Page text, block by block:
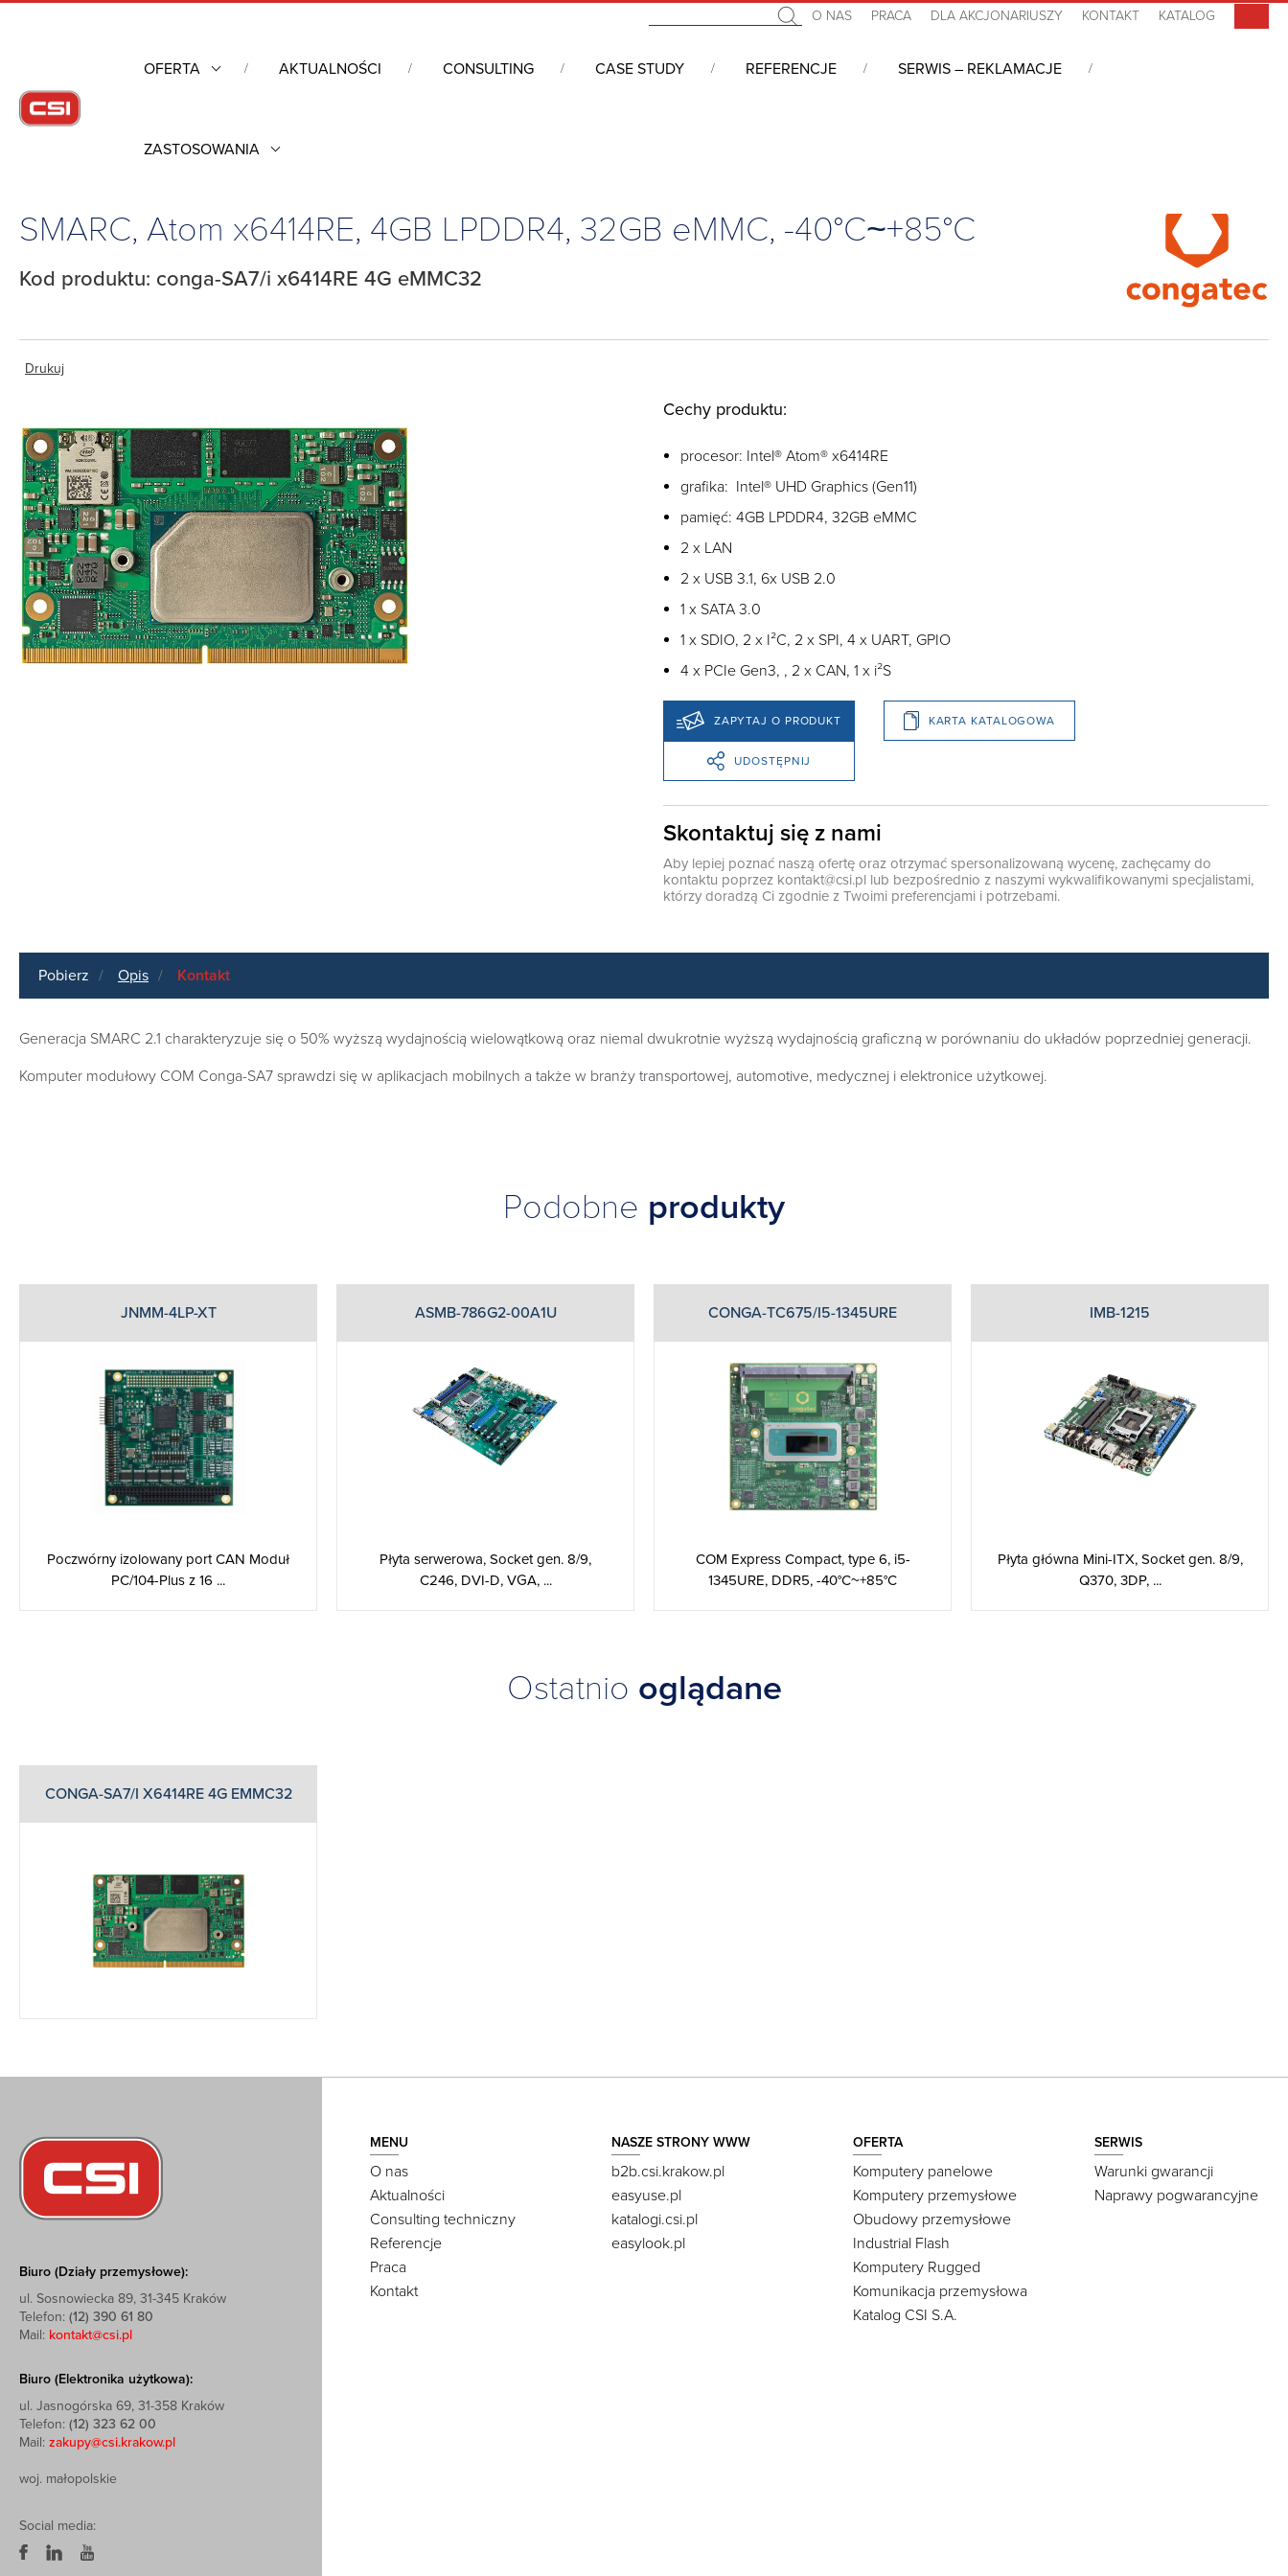
O NAS PRACA DLA AKCJONARIUSZY KONTAKT KATALOG
OFERTA AKTUALNOŚCI CONSULTING CASE STUDY REFERENCJE SERWIS – REKLAMACJE
ZASTOSOWANIA
Komputery przemysłowe
SMARC, Atom x6414RE, 4GB LPDDR4, 32GB eMMC, -40°C~+85°C
Kod produktu: conga-SA7/i x6414RE 4G eMMC32
Drukuj
Cechy produktu:
procesor: Intel® Atom® x6414RE
grafika: Intel® UHD Graphics (Gen11)
pamięć: 4GB LPDDR4, 32GB eMMC
2 x LAN
2 x USB 3.1, 6x USB 2.0
1 x SATA 3.0
1 x SDIO, 2 x I²C, 2 x SPI, 4 x UART, GPIO
4 x PCIe Gen3, , 2 x CAN, 1 x i²S
ZAPYTAJ O PRODUKT KARTA KATALOGOWA
UDOSTĘPNIJ
Skontaktuj się z nami
Aby lepiej poznać naszą ofertę oraz otrzymać spersonalizowaną wycenę, zachęcamy do
kontaktu poprzez kontakt@csi.pl lub bezpośrednio z naszymi wykwalifikowanymi specjalistami,
którzy doradzą Ci zgodnie z Twoimi preferencjami i potrzebami.
Pobierz Opis Kontakt
Generacja SMARC 2.1 charakteryzuje się o 50% wyższą wydajnością wielowątkową oraz niemal dwukrotnie wyższą wydajnością graficzną w porównaniu do układów poprzedniej generacji.
Komputer modułowy COM Conga-SA7 sprawdzi się w aplikacjach mobilnych a także w branży transportowej, automotive, medycznej i elektronice użytkowej.
Podobne produkty
JNMM-4LP-XT
Poczwórny izolowany port CAN Moduł
PC/104-Plus z 16 ...
ASMB-786G2-00A1U
Płyta serwerowa, Socket gen. 8/9,
C246, DVI-D, VGA, ...
CONGA-TC675/I5-1345URE
COM Express Compact, type 6, i5-
1345URE, DDR5, -40°C~+85°C
IMB-1215
Płyta główna Mini-ITX, Socket gen. 8/9,
Q370, 3DP, ...
Ostatnio oglądane
CONGA-SA7/I X6414RE 4G EMMC32
Biuro (Działy przemysłowe):
ul. Sosnowiecka 89, 31-345 Kraków
Telefon: (12) 390 61 80
Mail: kontakt@csi.pl
Biuro (Elektronika użytkowa):
ul. Jasnogórska 69, 31-358 Kraków
Telefon: (12) 323 62 00
Mail: zakupy@csi.krakow.pl
woj. małopolskie
Social media:
MENU
O nas
Aktualności
Consulting techniczny
Referencje
Praca
Kontakt
NASZE STRONY WWW
b2b.csi.krakow.pl
easyuse.pl
katalogi.csi.pl
easylook.pl
OFERTA
Komputery panelowe
Komputery przemysłowe
Obudowy przemysłowe
Industrial Flash
Komputery Rugged
Komunikacja przemysłowa
Katalog CSI S.A.
SERWIS
Warunki gwarancji
Naprawy pogwarancyjne